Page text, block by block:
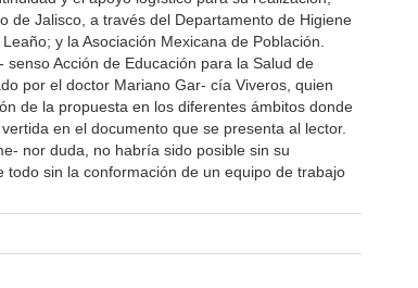
de Jalisco, a través del Departamento de Higiene
y la Asociación Mexicana de Población.
Acción de Educación para la Salud de
por el doctor Mariano Gar- cía Viveros, quien
de la propuesta en los diferentes ámbitos donde
en el documento que se presenta al lector.
nor duda, no habría sido posible sin su
sin la conformación de un equipo de trabajo